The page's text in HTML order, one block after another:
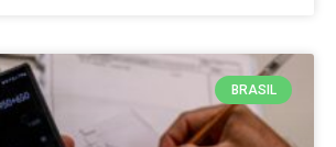
BRASIL